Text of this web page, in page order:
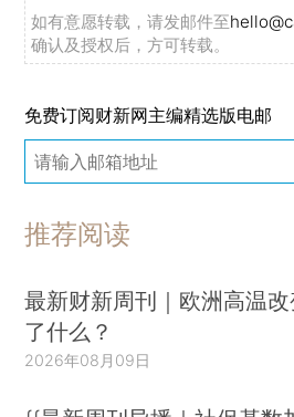
如有意愿转载，请发邮件至
确认及授权后，方可转载。
免费订阅财新网主编精选版电邮
推荐阅读
最新财新周刊｜欧洲高温
了什么？
2026年08月09日